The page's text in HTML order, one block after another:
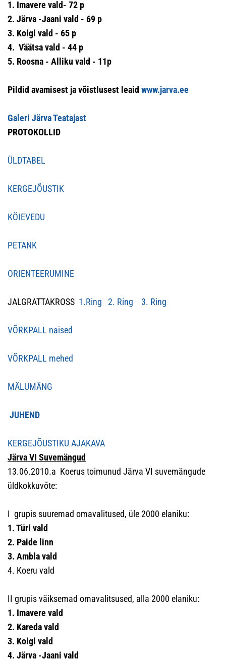
1. Imavere vald- 72 p
2. Järva -Jaani vald - 69 p
3. Koigi vald - 65 p
4. Väätsa vald - 44 p
5. Roosna - Alliku vald - 11p
Pildid avamisest ja võistlusest leaid www.jarva.ee
Galeri Järva Teatajast
PROTOKOLLID
ÜLDTABEL
KERGEJÕUSTIK
KÖIEVEDU
PETANK
ORIENTEERUMINE
JALGRATTAKROSS 1.Ring 2. Ring 3. Ring
VÕRKPALL naised
VÕRKPALL mehed
MÄLUMÄNG
JUHEND
KERGEJÕUSTIKU AJAKAVA
Järva VI Suvemängud
13.06.2010.a Koerus toimunud Järva VI suvemängude
üldkokkuvõte:
I grupis suuremad omavalitused, üle 2000 elaniku:
1. Türi vald
2. Paide linn
3. Ambla vald
4. Koeru vald
II grupis väiksemad omavalitsused, alla 2000 elaniku:
1. Imavere vald
2. Kareda vald
3. Koigi vald
4. Järva -Jaani vald